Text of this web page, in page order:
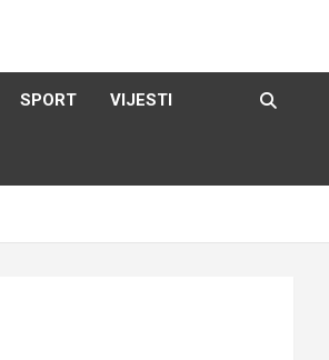
SPORT VIJESTI